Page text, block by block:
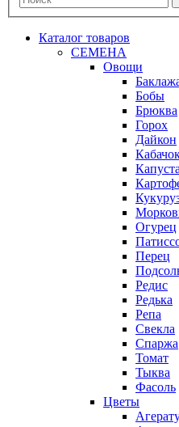
Каталог товаров
СЕМЕНА
Овощи
Бобы
Брюква
Горох
Дайкон
Капуста
Огурец
Перец
Редис
Редька
Репа
Свекла
Спаржа
Томат
Тыква
Фасоль
Цветы